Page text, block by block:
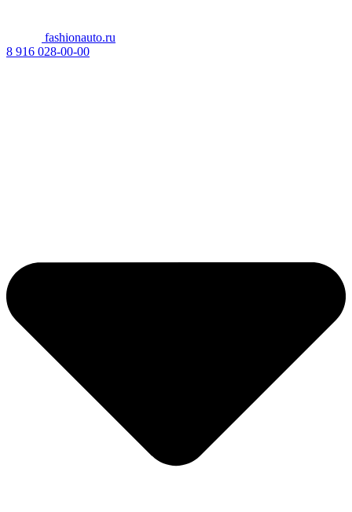
fashionauto.ru
8 916 028-00-00